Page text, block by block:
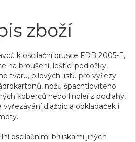
zboží
k oscilační brusce FDB 2005-E,
na broušení, leštící podložky,
tvaru, pilových listů pro výřezy
nožů špachtlovitého
koberců nebo linoleí z podlahy,
dlaždic a obkladaček i
oscilačními bruskami jiných